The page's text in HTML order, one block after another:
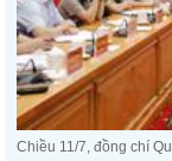
Chiều 11/7, đồng chí